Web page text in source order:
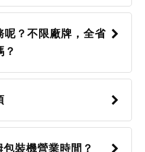
呢？不限廠牌，全省
？
裝機營業時間？